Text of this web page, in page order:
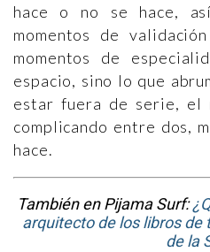
hace o no se hace,
momentos de
momentos de
espacio, sino lo que
estar fuera de serie, el
complicando entre dos,
hace.
También en Pijama Surf:
arquitecto de los libros de
de la